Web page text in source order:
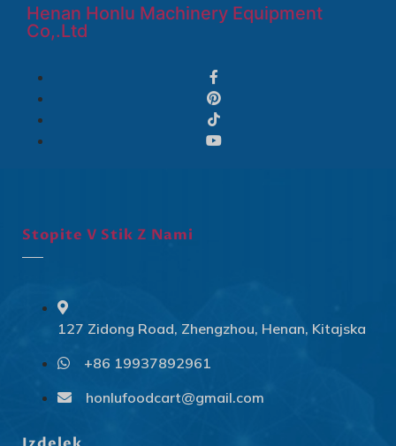
Henan Honlu Machinery Equipment
Co,.Ltd
Stopite V Stik Z Nami
127 Zidong Road, Zhengzhou, Henan, Kitajska
+86 19937892961
honlufoodcart@gmail.com
Slovenčina